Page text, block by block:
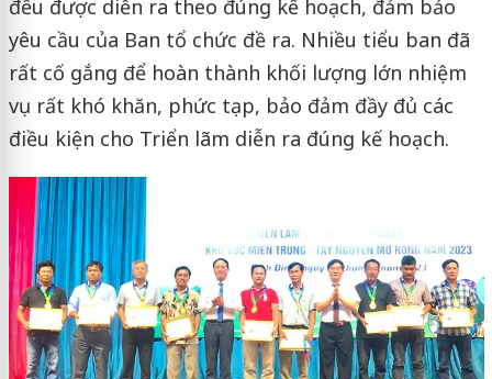
đều được diễn ra theo đúng kế hoạch, đảm bảo
yêu cầu của Ban tổ chức đề ra. Nhiều tiểu ban đã
rất cố gắng để hoàn thành khối lượng lớn nhiệm
vụ rất khó khăn, phức tạp, bảo đảm đầy đủ các
điều kiện cho Triển lãm diễn ra đúng kế hoạch.